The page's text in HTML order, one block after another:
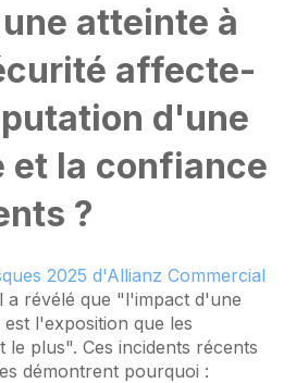
atteinte à
affecte-
d'une
et la confiance
?
2025 d'Allianz Commercial
a révélé que "l'impact d'une
l'exposition que les
le plus". Ces incidents récents
démontrent pourquoi :